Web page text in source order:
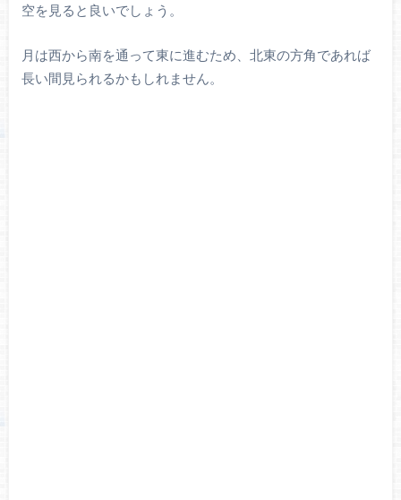
空を見ると良いでしょう。
月は西から南を通って東に進むため、北東の方角であれば
長い間見られるかもしれません。